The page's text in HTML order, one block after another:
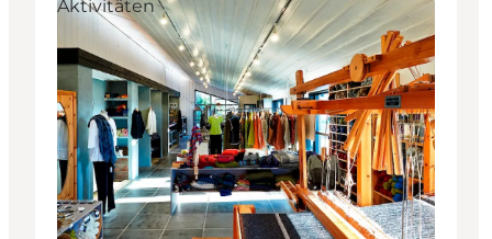
Aktivitäten